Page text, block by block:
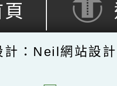
計：Neil網站設